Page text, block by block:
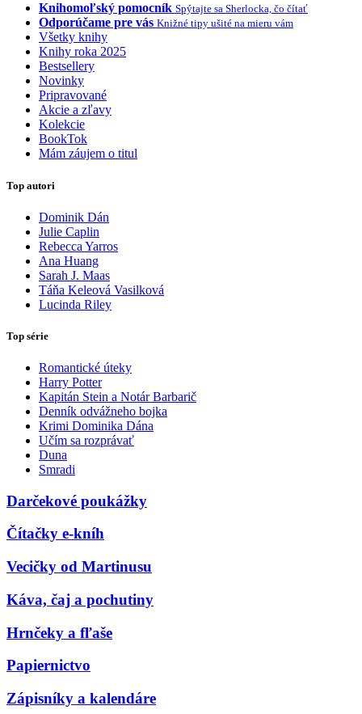
Knihomoľský pomocník Spýtajte sa Sherlocka, čo čítať
Odporúčame pre vás Knižné tipy ušité na mieru vám
Všetky knihy
Knihy roka 2025
Bestsellery
Novinky
Pripravované
Akcie a zľavy
Kolekcie
BookTok
Mám záujem o titul
Top autori
Dominik Dán
Julie Caplin
Rebecca Yarros
Ana Huang
Sarah J. Maas
Táňa Keleová Vasilková
Lucinda Riley
Top série
Romantické úteky
Harry Potter
Kapitán Stein a Notár Barbarič
Denník odvážneho bojka
Krimi Dominika Dána
Učím sa rozprávať
Duna
Smradi
Darčekové poukážky
Čítačky e-kníh
Vecičky od Martinusu
Káva, čaj a pochutiny
Hrnčeky a fľaše
Papiernictvo
Zápisníky a kalendáre